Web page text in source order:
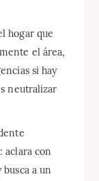
hogar que
el área,
si hay
neutralizar
aclara con
a un